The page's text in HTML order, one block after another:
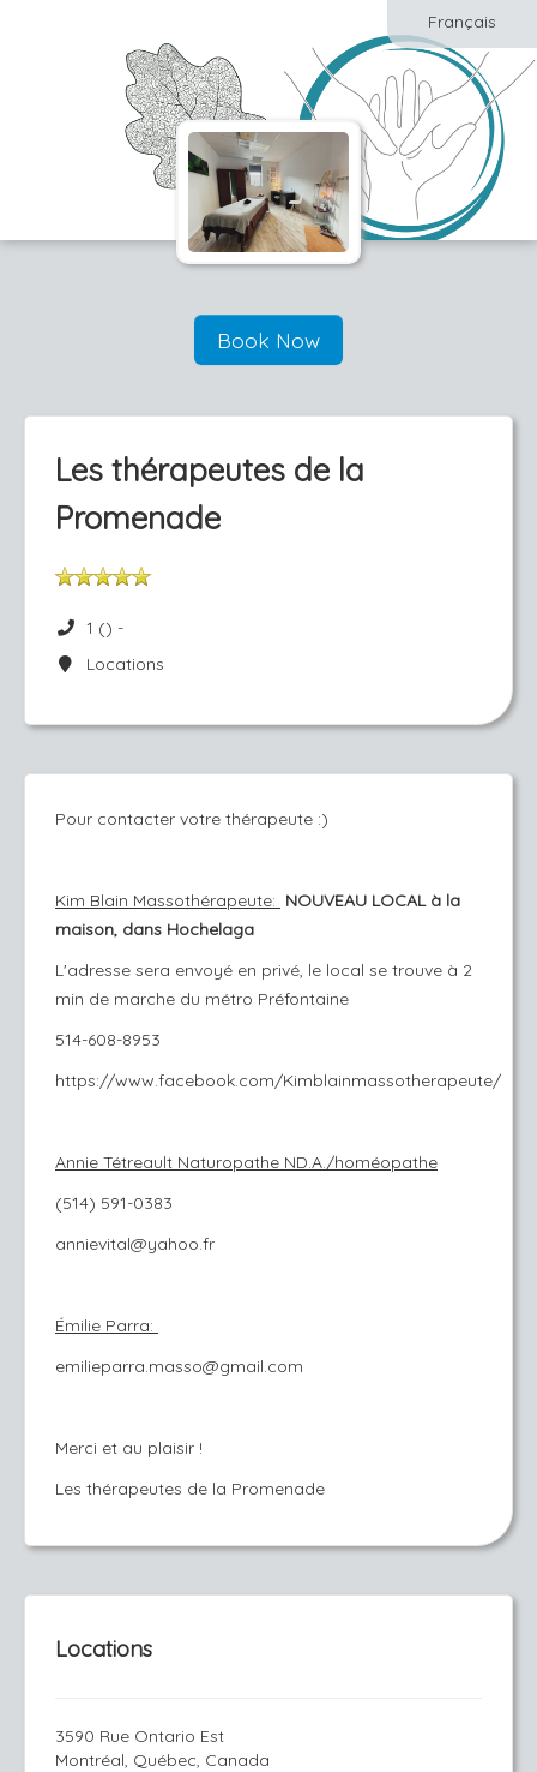
Français
Book Now
Les thérapeutes de la
Promenade
1 () -
Locations
Pour contacter votre thérapeute :)
Kim Blain Massothérapeute: NOUVEAU LOCAL à la
maison, dans Hochelaga
L'adresse sera envoyé en privé, le local se trouve à 2
min de marche du métro Préfontaine
514-608-8953
https://www.facebook.com/Kimblainmassotherapeute/
Annie Tétreault Naturopathe ND.A./homéopathe
(514) 591-0383
​annievital@yahoo.fr
Émilie Parra:
emilieparra.masso@gmail.com
Merci et au plaisir !
Les thérapeutes de la Promenade
Locations
3590 Rue Ontario Est
Montréal, Québec, Canada